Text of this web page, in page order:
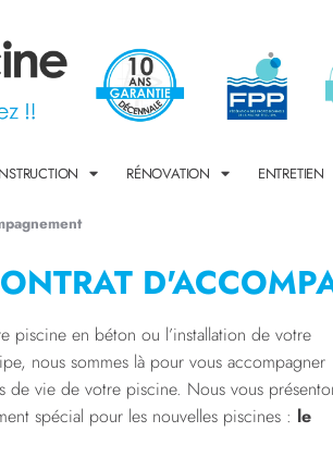
RÉNOVATION ENTRETIEN
piscine en béton ou l’installation de votre
nous sommes là pour vous accompagner
de vie de votre piscine. Nous vous
spécial pour les nouvelles piscines : le